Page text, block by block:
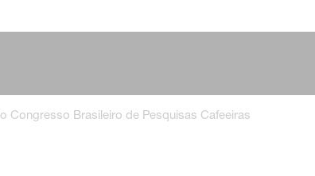
Congresso Brasileiro de Pesquisas Cafeeiras